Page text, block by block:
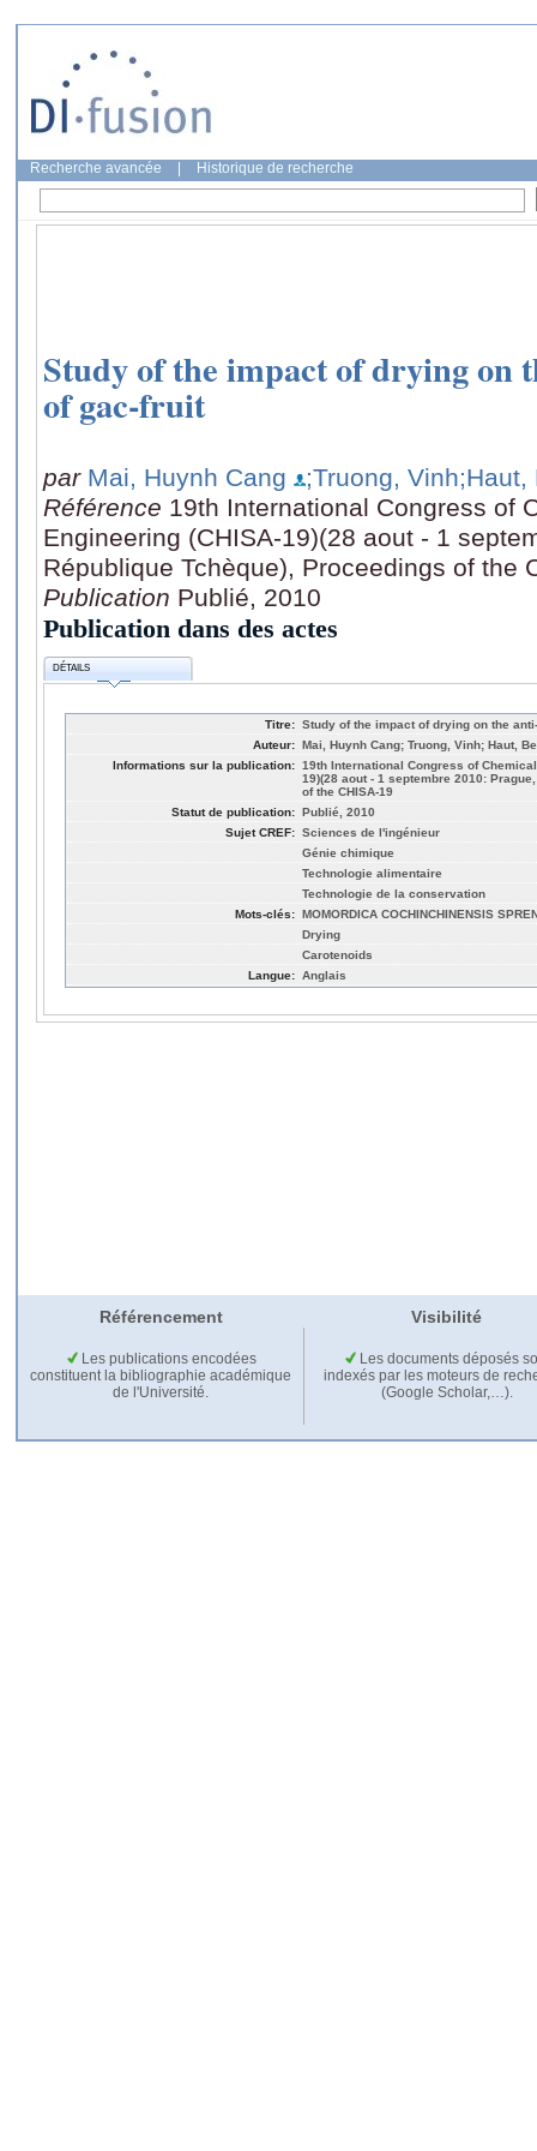
Recherche avancée Historique de recherche
Study of the impact of drying on
of gac-fruit
par Mai, Huynh Cang ;Truong, Vinh;Haut,
Référence 19th International Congress of
Engineering (CHISA-19)(28 aout - 1
République Tchèque), Proceedings of the
Publication Publié, 2010
Publication dans des actes
DÉTAILS
Titre: Study of the impact of drying on the
Auteur: Mai, Huynh Cang; Truong, Vinh; Haut,
Informations sur la publication: 19th International Congress of
19)(28 aout - 1 septembre 2010:
of the CHISA-19
Statut de publication: Publié, 2010
Sujet CREF: Sciences de l'ingénieur
Génie chimique
Technologie alimentaire
Technologie de la conservation
Mots-clés: MOMORDICA COCHINCHINENSIS
Drying
Carotenoids
Langue: Anglais
Référencement Visibilité
Les publications encodées
constituent la bibliographie académique
de l'Université.
Les documents déposés
indexés par les moteurs de
(Google Scholar,…).